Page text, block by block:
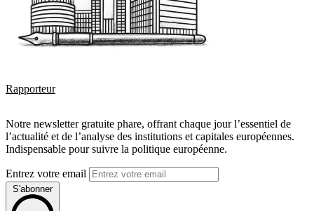
Rapporteur
Notre newsletter gratuite phare, offrant chaque jour l’essentiel de
l’actualité et de l’analyse des institutions et capitales européennes.
Indispensable pour suivre la politique européenne.
Entrez votre email
S'abonner